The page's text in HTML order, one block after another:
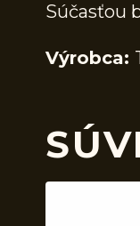
Súčasťou
Výrobca: